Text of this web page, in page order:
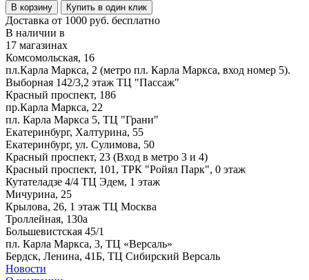
В корзину Купить в один клик
Доставка от 1000 руб. бесплатно
В наличии в
17 магазинах
Комсомольская, 16
пл.Карла Маркса, 2 (метро пл. Карла Маркса, вход номер 5).
Выборная 142/3,2 этаж ТЦ "Пассаж"
Красный проспект, 186
пр.Карла Маркса, 22
пл. Карла Маркса 5, ТЦ "Грани"
Екатеринбург, Халтурина, 55
Екатеринбург, ул. Сулимова, 50
Красный проспект, 23 (Вход в метро 3 и 4)
Красный проспект, 101, ТРК "Ройял Парк", 0 этаж
Кутателадзе 4/4 ТЦ Эдем, 1 этаж
Мичурина, 25
Крылова, 26, 1 этаж ТЦ Москва
Троллейная, 130а
Большевистская 45/1
пл. Карла Маркса, 3, ТЦ «Версаль»
Бердск, Ленина, 41Б, ТЦ Сибирский Версаль
Новости